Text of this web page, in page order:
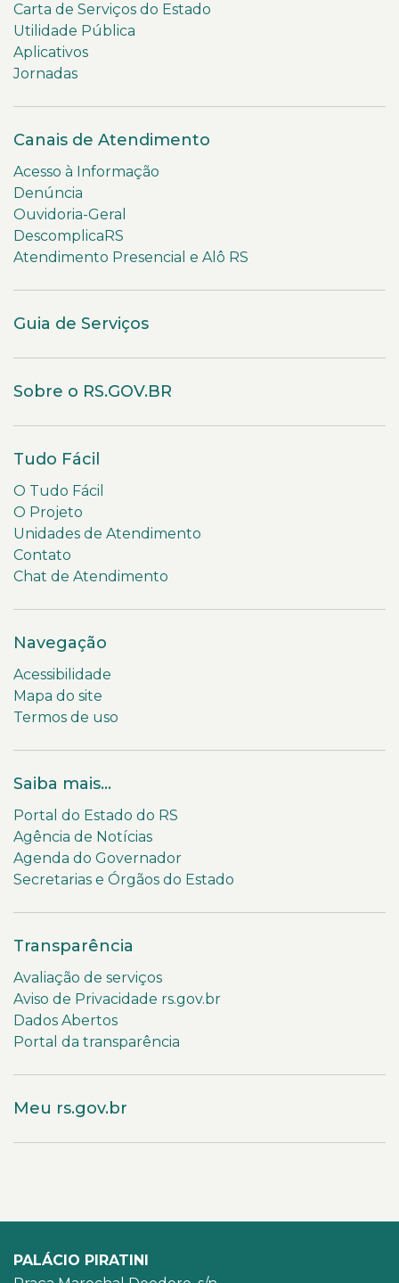
Carta de Serviços do Estado
Utilidade Pública
Aplicativos
Jornadas
Canais de Atendimento
Acesso à Informação
Denúncia
Ouvidoria-Geral
DescomplicaRS
Atendimento Presencial e Alô RS
Guia de Serviços
Sobre o RS.GOV.BR
Tudo Fácil
O Tudo Fácil
O Projeto
Unidades de Atendimento
Contato
Chat de Atendimento
Navegação
Acessibilidade
Mapa do site
Termos de uso
Saiba mais...
Portal do Estado do RS
Agência de Notícias
Agenda do Governador
Secretarias e Órgãos do Estado
Transparência
Avaliação de serviços
Aviso de Privacidade rs.gov.br
Dados Abertos
Portal da transparência
Meu rs.gov.br
PALÁCIO PIRATINI